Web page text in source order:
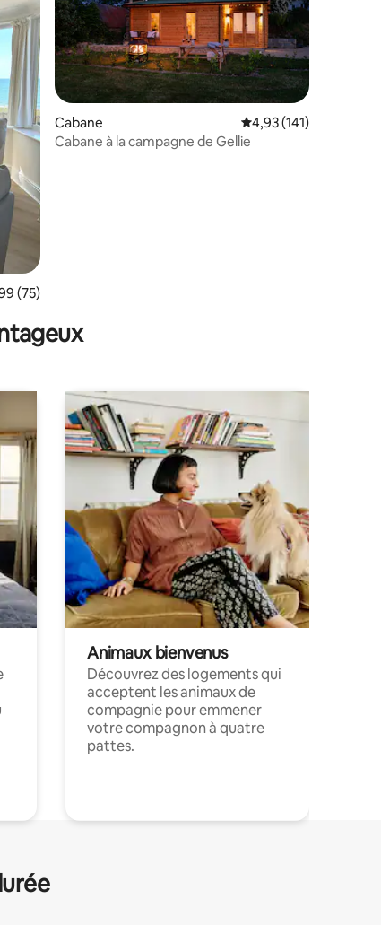
: 5 sur 5
moyenne sur la base de 75 commentaires : 4,99 sur 5
(75)
Cabane Évaluation moyenne
4,93 (141)
Cabane à la campagne de Gellie
Animaux bienvenus
Découvrez des logements qui
acceptent les animaux de
compagnie pour emmener
votre compagnon à quatre
pattes.